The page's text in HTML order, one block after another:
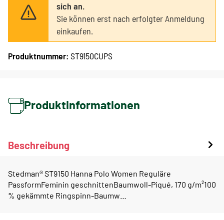
sich an.
Sie können erst nach erfolgter Anmeldung
einkaufen.
Produktnummer: ST9150CUPS
Produktinformationen
Beschreibung
Stedman® ST9150 Hanna Polo Women Reguläre
PassformFeminin geschnittenBaumwoll-Piqué, 170 g/m²100
% gekämmte Ringspinn-Baumw…